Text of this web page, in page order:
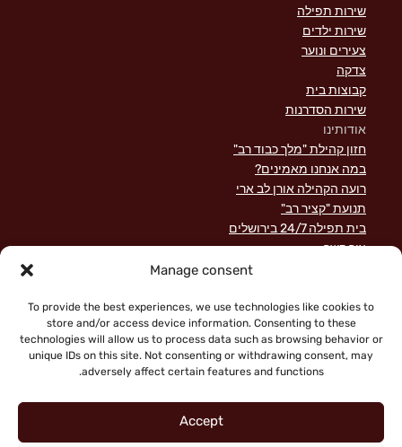
Manage consent
To provide the best experiences, we use technologies like cookies to
store and/or access device information. Consenting to these
technologies will allow us to process data such as browsing behavior or
unique IDs on this site. Not consenting or withdrawing consent, may
adversely affect certain features and functions.
Accept
שירות תפילה
שירות ילדים
צעירים ונוער
צדקה
קבוצות בית
שירות הסדרנות
אודותינו
חזון קהילת "מלך כבוד רב"
במה אנחנו מאמינים?
רועה הקהילה אורן לב ארי
תנועת "קציר רב"
בית תפילה 24/7 בירושלים
צור קשר
השקפה מקראית על שירות לישראל
תרומות